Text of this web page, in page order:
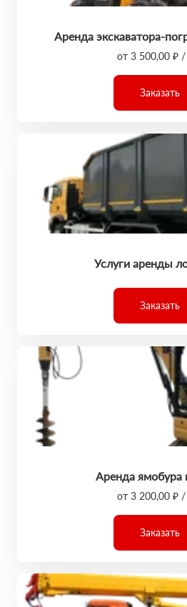
Аренда экскаватора-
от 3 500,00 ₽ /
Заказать
Услуги аренды
Заказать
Аренда ямобура
от 3 200,00 ₽ /
Заказать